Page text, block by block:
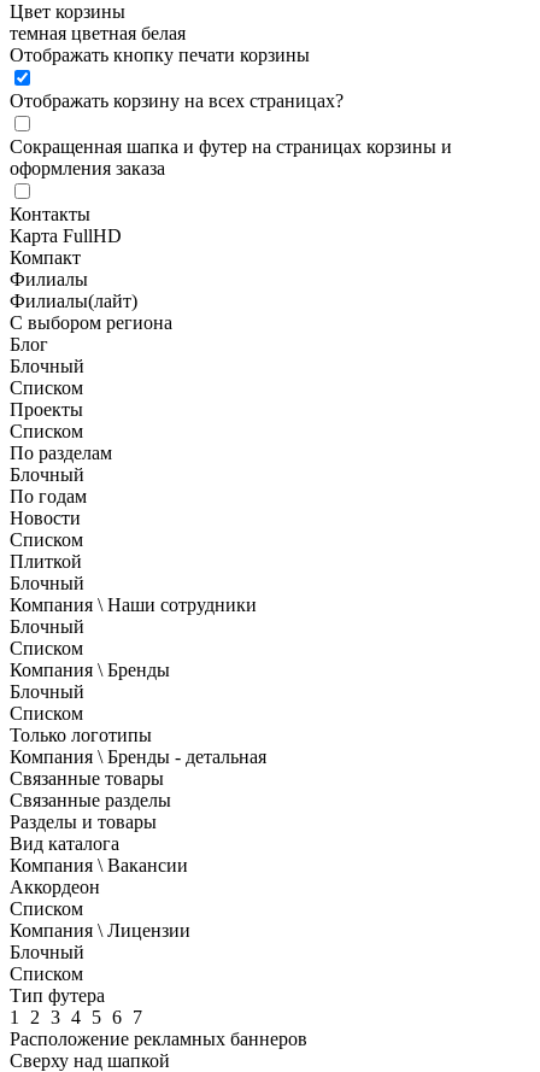
Цвет корзины
темная цветная белая
Отображать кнопку печати корзины
Отображать корзину на всех страницах?
Сокращенная шапка и футер на страницах корзины и
оформления заказа
Контакты
Карта FullHD
Компакт
Филиалы
Филиалы(лайт)
С выбором региона
Блог
Блочный
Списком
Проекты
Списком
По разделам
Блочный
По годам
Новости
Списком
Плиткой
Блочный
Компания \ Наши сотрудники
Блочный
Списком
Компания \ Бренды
Блочный
Списком
Только логотипы
Компания \ Бренды - детальная
Связанные товары
Связанные разделы
Разделы и товары
Вид каталога
Компания \ Вакансии
Аккордеон
Списком
Компания \ Лицензии
Блочный
Списком
Тип футера
1
2 3 4 5 6 7
Расположение рекламных баннеров
Сверху над шапкой